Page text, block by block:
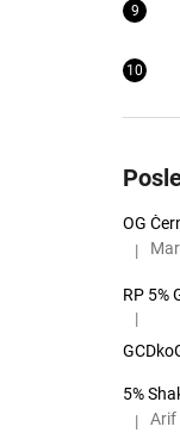
|
RP 5%
|
5%
|
Arif